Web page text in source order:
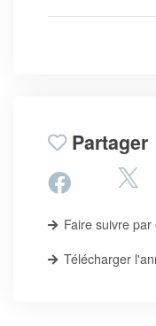
Partager
Faire suivre par
Télécharger